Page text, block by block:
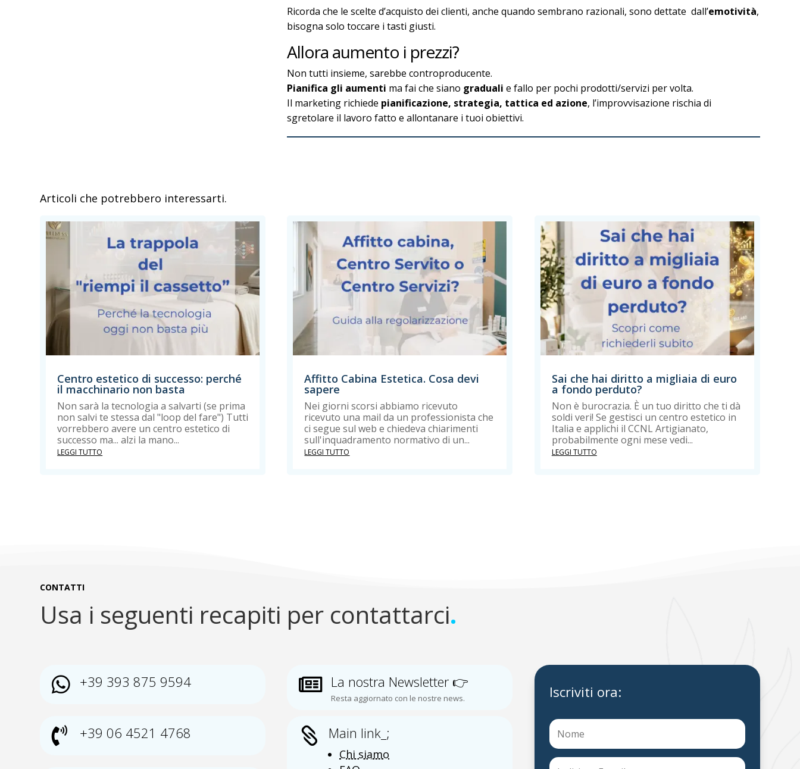
Ricorda che le scelte d’acquisto dei clienti, anche quando sembrano razionali, sono dettate dall’emotività,
bisogna solo toccare i tasti giusti.
Allora aumento i prezzi?
Non tutti insieme, sarebbe controproducente.
Pianifica gli aumenti ma fai che siano graduali e fallo per pochi prodotti/servizi per volta.
Il marketing richiede pianificazione, strategia, tattica ed azione, l’improvvisazione rischia di
sgretolare il lavoro fatto e allontanare i tuoi obiettivi.
Articoli che potrebbero interessarti.
Centro estetico di successo: perché
il macchinario non basta
Non sarà la tecnologia a salvarti (se prima
non salvi te stessa dal "loop del fare") Tutti
vorrebbero avere un centro estetico di
successo ma... alzi la mano...
LEGGI TUTTO
Affitto Cabina Estetica. Cosa devi
sapere
Nei giorni scorsi abbiamo ricevuto
ricevuto una mail da un professionista che
ci segue sul web e chiedeva chiarimenti
sull'inquadramento normativo di un...
LEGGI TUTTO
Sai che hai diritto a migliaia di euro
a fondo perduto?
Non è burocrazia. È un tuo diritto che ti dà
soldi veri! Se gestisci un centro estetico in
Italia e applichi il CCNL Artigianato,
probabilmente ogni mese vedi...
LEGGI TUTTO
CONTATTI
Usa i seguenti recapiti per contattarci.
 +39 393 875 9594
 +39 06 4521 4768
 La nostra Newsletter 👉
Resta aggiornato con le nostre news.
 Main link_;
Chi siamo
Iscriviti ora: